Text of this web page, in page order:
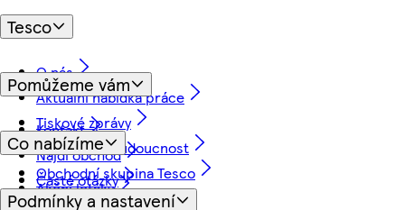
Tesco
O nás
Aktuální nabídka práce
Tiskové zprávy
Myslíme na budoucnost
Obchodní skupina Tesco
Pomůžeme vám
Kontakt
Najdi obchod
Časté otázky
Vrácení a záruka
Co nabízíme
Akční letáky
Podmínky a nastavení